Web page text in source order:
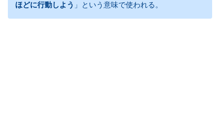
ほどに行動しよう 」という意味で使われる。